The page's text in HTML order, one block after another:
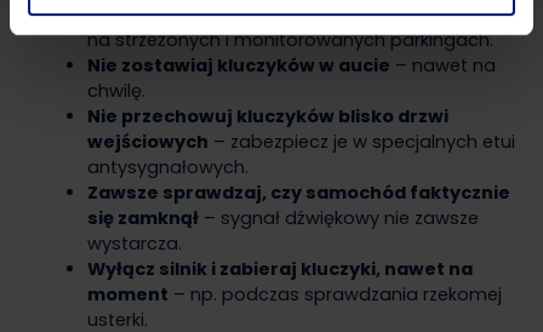
Parkuj w bezpiecznych miejscach– najlepiej
na strzeżonych i monitorowanych parkingach.
Nie zostawiaj kluczyków w aucie – nawet na
chwilę.
Nie przechowuj kluczyków blisko drzwi
wejściowych – zabezpiecz je w specjalnych etui
antysygnałowych.
Zawsze sprawdzaj, czy samochód faktycznie
się zamknął– sygnał dźwiękowy nie zawsze
wystarcza.
Wyłącz silnik i zabieraj kluczyki, nawet na
moment – np. podczas sprawdzania rzekomej
usterki.